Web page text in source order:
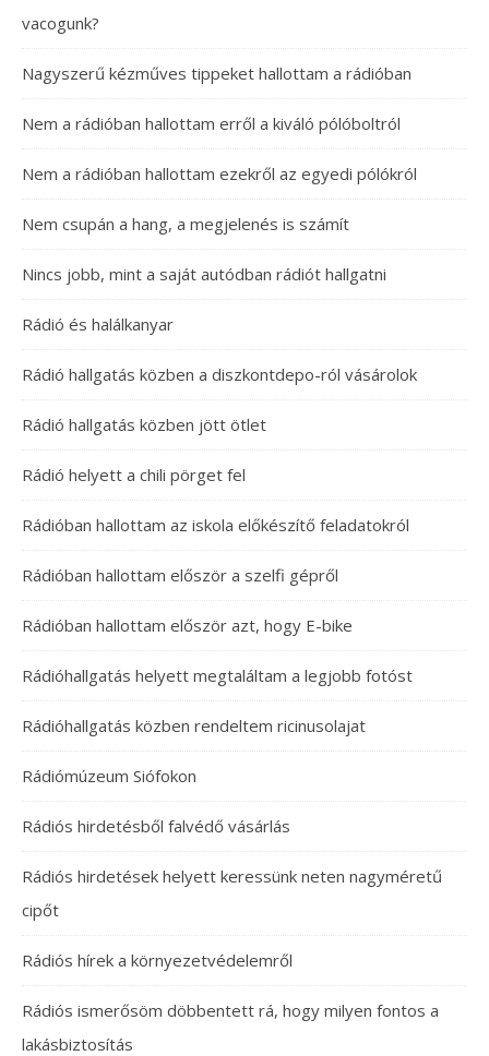
vacogunk?
Nagyszerű kézműves tippeket hallottam a rádióban
Nem a rádióban hallottam erről a kiváló pólóboltról
Nem a rádióban hallottam ezekről az egyedi pólókról
Nem csupán a hang, a megjelenés is számít
Nincs jobb, mint a saját autódban rádiót hallgatni
Rádió és halálkanyar
Rádió hallgatás közben a diszkontdepo-ról vásárolok
Rádió hallgatás közben jött ötlet
Rádió helyett a chili pörget fel
Rádióban hallottam az iskola előkészítő feladatokról
Rádióban hallottam először a szelfi gépről
Rádióban hallottam először azt, hogy E-bike
Rádióhallgatás helyett megtaláltam a legjobb fotóst
Rádióhallgatás közben rendeltem ricinusolajat
Rádiómúzeum Siófokon
Rádiós hirdetésből falvédő vásárlás
Rádiós hirdetések helyett keressünk neten nagyméretű
cipőt
Rádiós hírek a környezetvédelemről
Rádiós ismerősöm döbbentett rá, hogy milyen fontos a
lakásbiztosítás